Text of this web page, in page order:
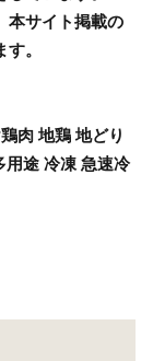
本サイト掲載の
。
肉 地鶏 地どり
用途 冷凍 急速冷